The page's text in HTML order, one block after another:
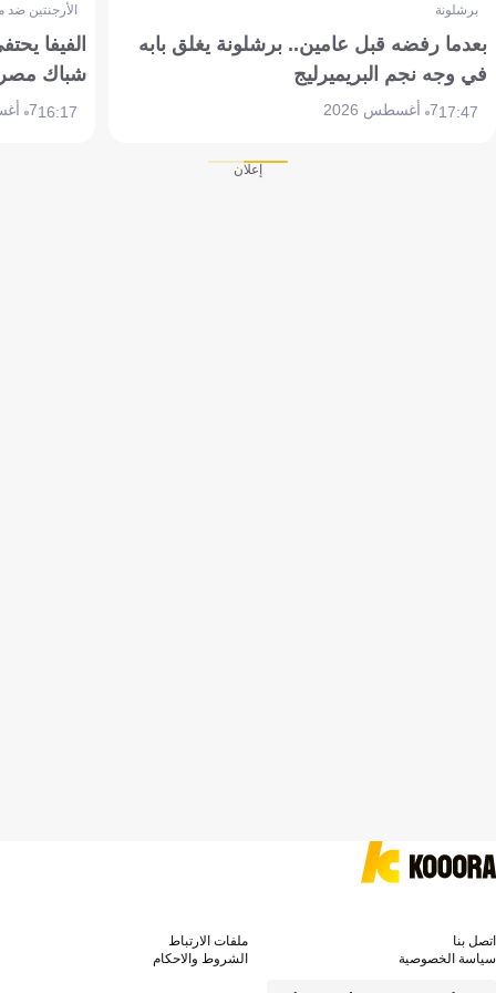
برشلونة
بعدما رفضه قبل عامين.. برشلونة يغلق بابه
في وجه نجم البريميرليج
17:477 أغسطس 2026
الأرجنتين
الفيفا
شباك
16:177 أغسطس 2026
إعلان
اتصل بنا
ملفات الارتباط
سياسة الخصوصية
الشروط والاحكام